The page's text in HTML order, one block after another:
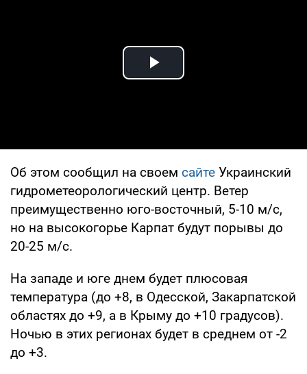
Play Video
Об этом сообщил на своем сайте Украинский
гидрометеорологический центр. Ветер
преимущественно юго-восточный, 5-10 м/с,
но на высокогорье Карпат будут порывы до
20-25 м/с.
На западе и юге днем будет плюсовая
температура (до +8, в Одесской, Закарпатской
областях до +9, а в Крыму до +10 градусов).
Ночью в этих регионах будет в среднем от -2
до +3.